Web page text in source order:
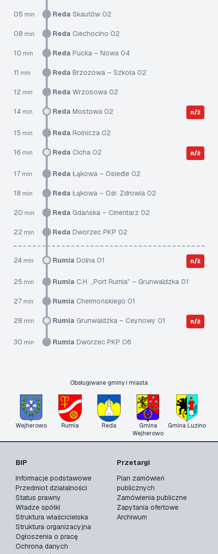
05 min Reda Skautów 02
08 min Reda Ciechocino 02
10 min Reda Pucka – Nowa 04
11 min Reda Brzozowa – Szkoła 02
12 min Reda Wrzosowa 02
14 min Reda Mostowa 02 n/ż
15 min Reda Rolnicza 02
16 min Reda Cicha 02 n/ż
17 min Reda Łąkowa – Osiedle 02
18 min Reda Łąkowa – Ośr. Zdrowia 02
20 min Reda Gdańska – Cmentarz 02
22 min Reda Dworzec PKP 02
24 min Rumia Dolna 01 n/ż
25 min Rumia C.H. „Port Rumia” – Grunwaldzka 01
27 min Rumia Chełmońskiego 01
28 min Rumia Grunwaldzka – Ceynowy 01 n/ż
30 min Rumia Dworzec PKP 06
Obsługiwane gminy i miasta
Wejherowo Rumia Reda
Gmina
Wejherowo
Gmina Luzino
BIP
Informacje podstawowe
Przedmiot działalności
Status prawny
Władze spółki
Struktura właścicielska
Struktura organizacyjna
Ogłoszenia o pracę
Ochrona danych
Przetargi
Plan zamówień
publicznych
Zamówienia publiczne
Zapytania ofertowe
Archiwum